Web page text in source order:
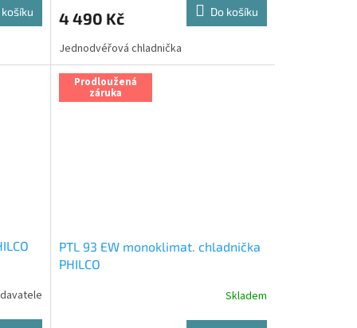
košíku
je
z
5
hvězdiček.
4 490 Kč Do košíku
Jednodvéřová chladnička
Prodloužená
záruka
PTL 93 EW monoklimat. chladnička
PHILCO
Skladem